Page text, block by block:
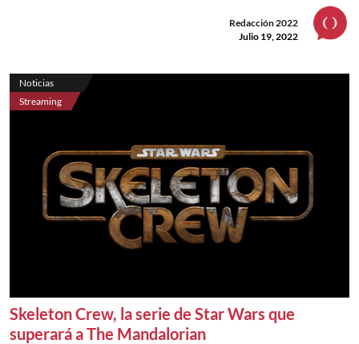
Redacción 2022
Julio 19, 2022
Noticias
Streaming
Skeleton Crew, la serie de Star Wars que
superará a The Mandalorian